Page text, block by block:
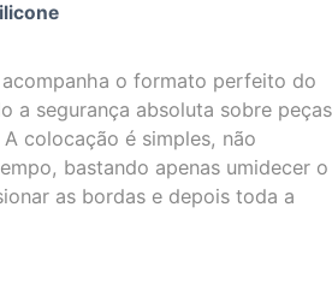
o formato perfeito do
a segurança absoluta sobre peças
colocação é simples, não
bastando apenas umidecer o
as bordas e depois toda a